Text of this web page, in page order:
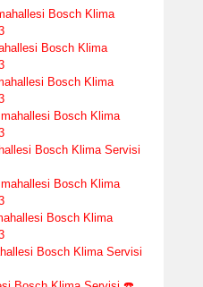
Bosch Klima
Bosch Klima
Bosch Klima
Bosch Klima
Bosch Klima Servisi
Bosch Klima
Bosch Klima
Bosch Klima Servisi